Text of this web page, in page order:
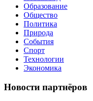
Образование
Общество
Политика
Природа
События
Спорт
Технологии
Экономика
Новости партнёров